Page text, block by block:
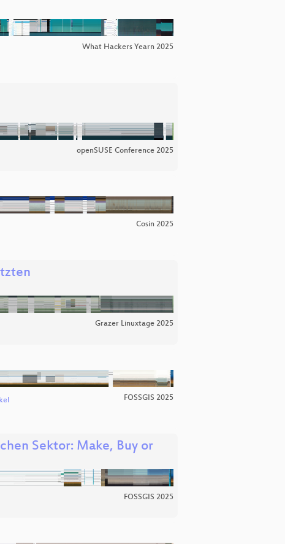
What Hackers Yearn 2025
openSUSE Conference 2025
Cosin 2025
Grazer Linuxtage 2025
FOSSGIS 2025
Sektor: Make, Buy or
FOSSGIS 2025